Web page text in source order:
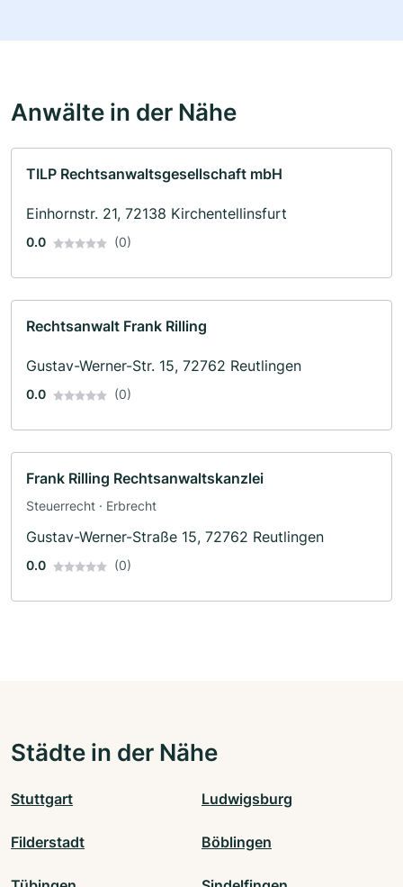
Anwälte in der Nähe
TILP Rechtsanwaltsgesellschaft mbH
Einhornstr. 21, 72138 Kirchentellinsfurt
0.0 (0)
Rechtsanwalt Frank Rilling
Gustav-Werner-Str. 15, 72762 Reutlingen
0.0 (0)
Frank Rilling Rechtsanwaltskanzlei
Steuerrecht · Erbrecht
Gustav-Werner-Straße 15, 72762 Reutlingen
0.0 (0)
Städte in der Nähe
Stuttgart Ludwigsburg
Filderstadt Böblingen